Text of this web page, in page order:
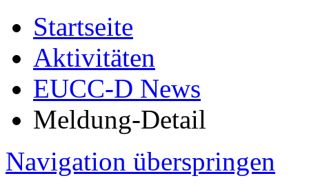
Startseite
Aktivitäten
EUCC-D News
Meldung-Detail
Navigation überspringen